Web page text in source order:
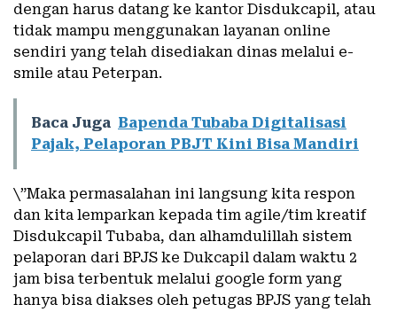
dengan harus datang ke kantor Disdukcapil, atau
tidak mampu menggunakan layanan online
sendiri yang telah disediakan dinas melalui e-
smile atau Peterpan.
Baca Juga Bapenda Tubaba Digitalisasi
Pajak, Pelaporan PBJT Kini Bisa Mandiri
\”Maka permasalahan ini langsung kita respon
dan kita lemparkan kepada tim agile/tim kreatif
Disdukcapil Tubaba, dan alhamdulillah sistem
pelaporan dari BPJS ke Dukcapil dalam waktu 2
jam bisa terbentuk melalui google form yang
hanya bisa diakses oleh petugas BPJS yang telah